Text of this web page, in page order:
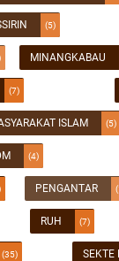
(5)
MINANGKABAU
(7)
ISLAM (5)
(4)
PENGANTAR
RUH (7)
(35) SEKTE